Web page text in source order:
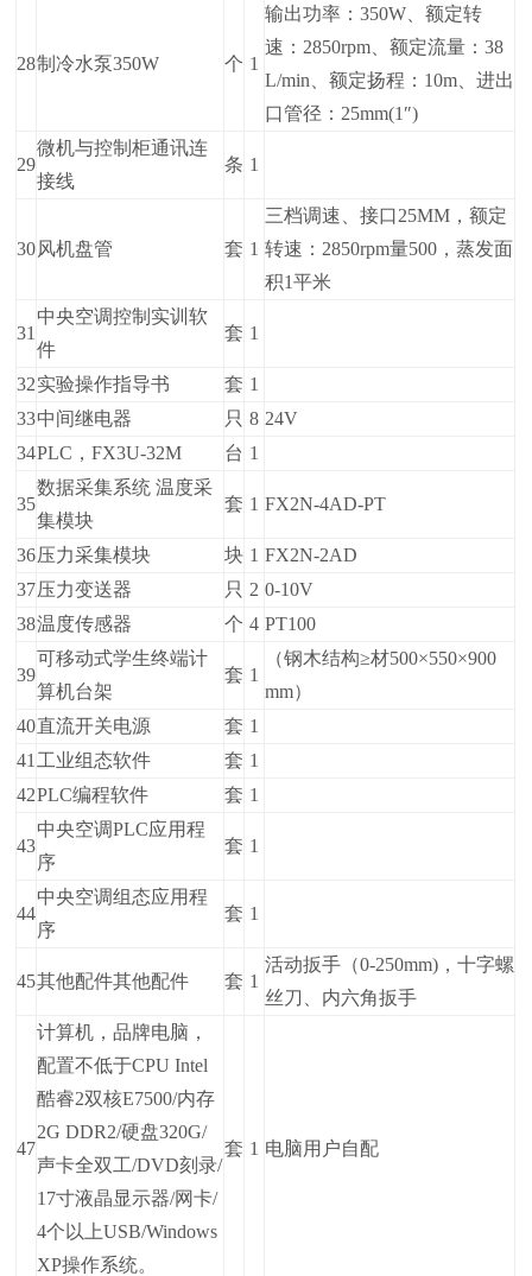
28制冷水泵350W 个 1
输出功率：350W、额定转
速：2850rpm、额定流量：38
L/min、额定扬程：10m、进出
口管径：25mm(1″)
29
微机与控制柜通讯连
接线
条 1
30风机盘管 套 1
三档调速、接口25MM，额定
转速：2850rpm量500，蒸发面
积1平米
31
中央空调控制实训软
件
套 1
32实验操作指导书 套 1
33中间继电器 只 8 24V
34PLC，FX3U-32M 台 1
35
数据采集系统 温度采
集模块
套 1 FX2N-4AD-PT
36压力采集模块 块 1 FX2N-2AD
37压力变送器 只 2 0-10V
38温度传感器 个 4 PT100
39
可移动式学生终端计
算机台架
套 1
（钢木结构≥材500×550×900
mm）
40直流开关电源 套 1
41 工业组态软件 套 1
42PLC编程软件 套 1
43
中央空调PLC应用程
序
套 1
44
中央空调组态应用程
序
套 1
45其他配件其他配件 套 1
活动扳手（0-250mm)，十字螺
丝刀、内六角扳手
47
计算机，品牌电脑，
配置不低于CPU Intel
酷睿2双核E7500/内存
2G DDR2/硬盘320G/
声卡全双工/DVD刻录/
17寸液晶显示器/网卡/
4个以上USB/Windows
XP操作系统。
套 1 电脑用户自配